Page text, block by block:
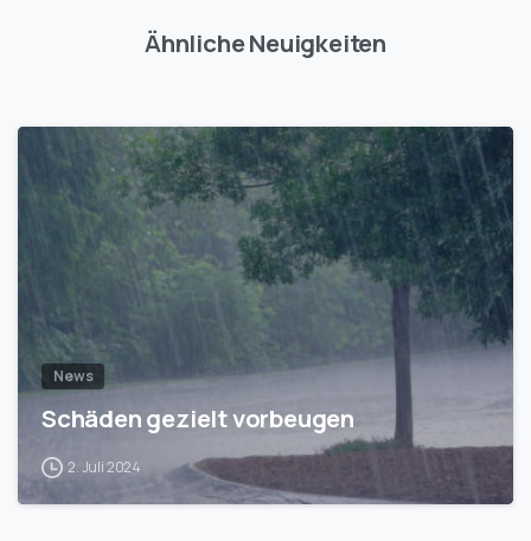
Ähnliche Neuigkeiten
1
News
Schäden gezielt vorbeugen
2. Juli 2024